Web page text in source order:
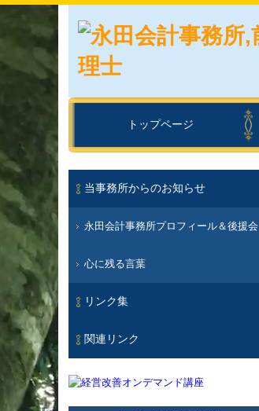
トップページ
当事務所からのお知らせ
永田会計事務所プロフィール＆後援会
心に残る言葉
リンク集
関連リンク